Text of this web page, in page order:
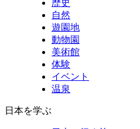
歴史
自然
遊園地
動物園
美術館
体験
イベント
温泉
日本を学ぶ